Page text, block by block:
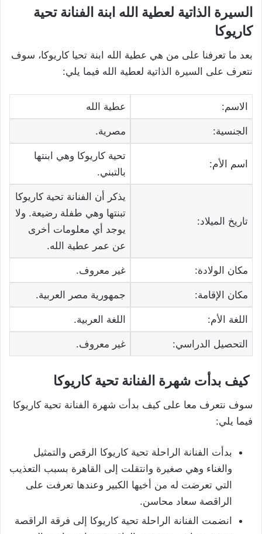
السيرة الذاتية لعطية الله ابنة الفنانة تحية
كاريوكا
بعد ما تعرفنا على من هي عطية الله ابنة تحيا كاريوكا، سوف
نتعرف على السيرة الذاتية لعطية الله فيما يلي:
الاسم: عطية الله
الجنسية: مصرية.
اسم الأم:
تحية كاريوكا وهي ابنتها
بالتبني.
تاريخ الميلاد:
يذكر أن الفنانة تحية كاريوكا
تبنتها وهي طفلة رضيعة. ولا
يوجد أي معلومات أخرى
عن عمر عطية الله.
مكان الولادة: غير معروف.
مكان الإقامة: جمهورية مصر العربية.
اللغة الأم: اللغة العربية.
التحصيل الدراسي: غير معروف.
كيف بدأت شهرة الفنانة تحية كاريوكا
سوف نتعرف معا على كيف بدأت شهرة الفنانة تحية كاريوكا
فيما يلي:
بدأت الفنانة الراحلة تحية كاريوكا الرقص والتمثيل
والغناء وهي صغيرة وانتقلت إلى القاهرة بسبب التعذيب
التي تعرضت له من أخيها الكبير وعندها تعرفت على
الراقصة سعاد محاسن.
انضمت الفنانة الراحلة تحية كاريوكا إلى فرقة الراقصة